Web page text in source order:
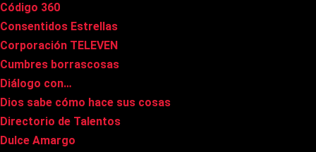
Código 360
Consentidos Estrellas
Corporación TELEVEN
Cumbres borrascosas
Diálogo con…
Dios sabe cómo hace sus cosas
Directorio de Talentos
Dulce Amargo